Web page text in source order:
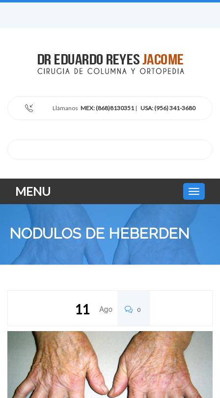
Llámanos MEX: (868)8130351| USA: (956) 341-3680
MENU
NODULOS DE HEBERDEN
11 Ago 0